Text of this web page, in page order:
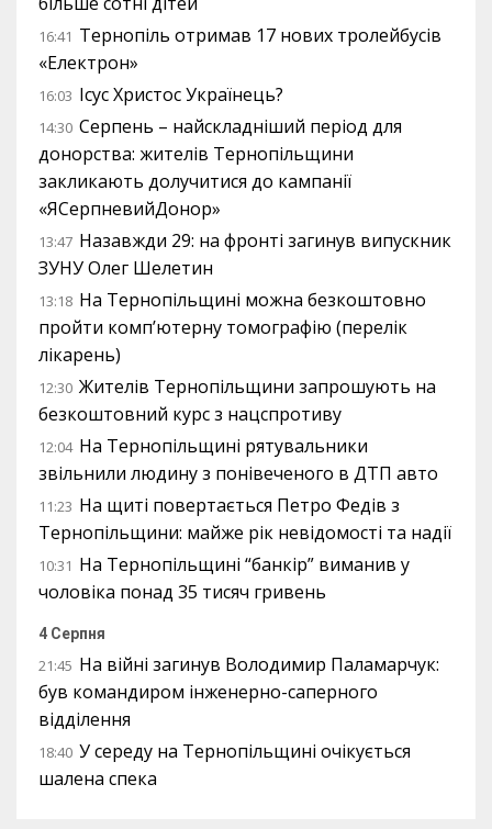
16:41 Тернопіль отримав 17 нових тролейбусів
«Електрон»
16:03 Ісус Христос Українець?
14:30 Серпень – найскладніший період для
донорства: жителів Тернопільщини
закликають долучитися до кампанії
«ЯСерпневийДонор»
13:47 Назавжди 29: на фронті загинув випускник
ЗУНУ Олег Шелетин
13:18 На Тернопільщині можна безкоштовно
пройти комп’ютерну томографію (перелік
лікарень)
12:30 Жителів Тернопільщини запрошують на
безкоштовний курс з нацспротиву
12:04 На Тернопільщині рятувальники
звільнили людину з понівеченого в ДТП авто
11:23 На щиті повертається Петро Федів з
Тернопільщини: майже рік невідомості та надії
10:31 На Тернопільщині “банкір” виманив у
чоловіка понад 35 тисяч гривень
4 Серпня
21:45 На війні загинув Володимир Паламарчук:
був командиром інженерно-саперного
відділення
18:40 У середу на Тернопільщині очікується
шалена спека